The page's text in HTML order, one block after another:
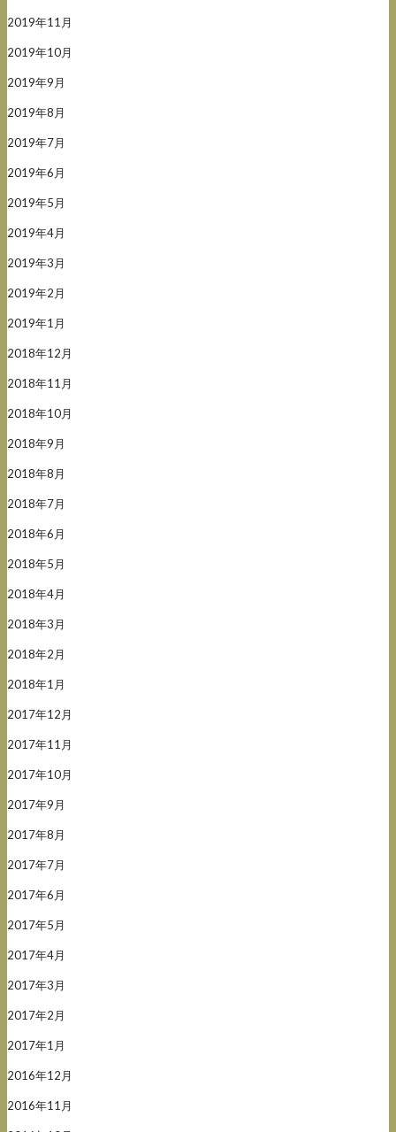
2019年11月
2019年10月
2019年9月
2019年8月
2019年7月
2019年6月
2019年5月
2019年4月
2019年3月
2019年2月
2019年1月
2018年12月
2018年11月
2018年10月
2018年9月
2018年8月
2018年7月
2018年6月
2018年5月
2018年4月
2018年3月
2018年2月
2018年1月
2017年12月
2017年11月
2017年10月
2017年9月
2017年8月
2017年7月
2017年6月
2017年5月
2017年4月
2017年3月
2017年2月
2017年1月
2016年12月
2016年11月